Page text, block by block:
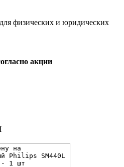
физических и юридических
акции